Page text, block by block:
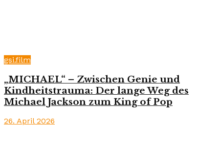
gsi.film
„MICHAEL“ – Zwischen Genie und
Kindheitstrauma: Der lange Weg des
Michael Jackson zum King of Pop
26. April 2026